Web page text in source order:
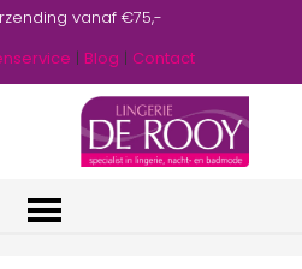
vanaf €75,-
| Blog | Contact